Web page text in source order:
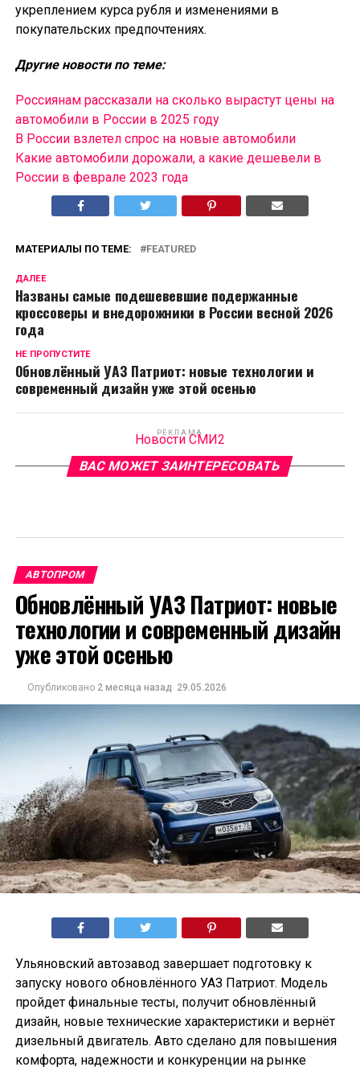
укреплением курса рубля и изменениями в
покупательских предпочтениях.
Другие новости по теме:
Россиянам рассказали на сколько вырастут цены на
автомобили в России в 2025 году
В России взлетел спрос на новые автомобили
Какие автомобили дорожали, а какие дешевели в
России в феврале 2023 года
МАТЕРИАЛЫ ПО ТЕМЕ: FEATURED
ДАЛЕЕ
Названы самые подешевевшие подержанные
кроссоверы и внедорожники в России весной 2026
года
НЕ ПРОПУСТИТЕ
Обновлённый УАЗ Патриот: новые технологии и
современный дизайн уже этой осенью
РЕКЛАМА
Новости СМИ2
ВАС МОЖЕТ ЗАИНТЕРЕСОВАТЬ
АВТОПРОМ
Обновлённый УАЗ Патриот: новые
технологии и современный дизайн
уже этой осенью
Опубликовано 2 месяца назад 29.05.2026
Ульяновский автозавод завершает подготовку к
запуску нового обновлённого УАЗ Патриот. Модель
пройдет финальные тесты, получит обновлённый
дизайн, новые технические характеристики и вернёт
дизельный двигатель. Авто сделано для повышения
комфорта, надежности и конкуренции на рынке